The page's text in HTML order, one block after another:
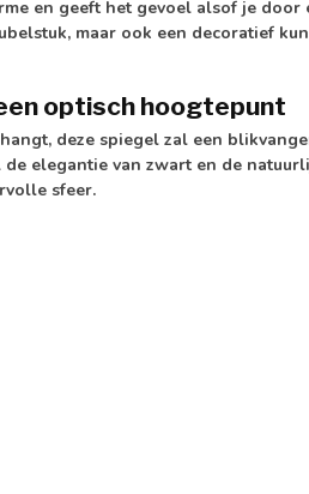
en geeft het gevoel alsof je door
maar ook een decoratief
optisch hoogtepunt
deze spiegel zal een
elegantie van zwart en de
sfeer.